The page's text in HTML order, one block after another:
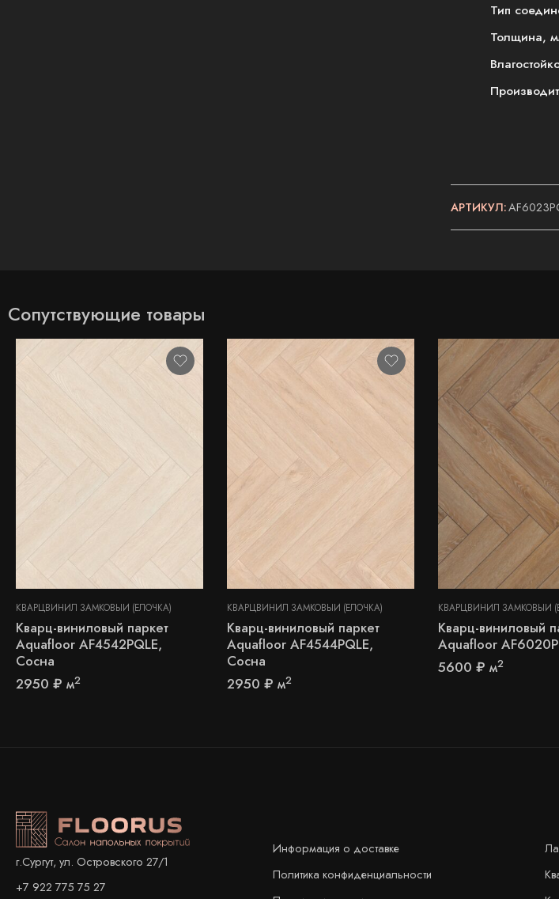
Тип
Толщина,
АРТИКУЛ:
Сопутствующие товары
КВАРЦВИНИЛ ЗАМКОВЫЙ (ЁЛОЧКА)
Кварц-виниловый паркет
Aquafloor AF4542PQLE,
Сосна
2950 ₽ м2
КВАРЦВИНИЛ ЗАМКОВЫЙ (ЁЛОЧКА)
Кварц-виниловый паркет
Aquafloor AF4544PQLE,
Сосна
2950 ₽ м2
КВАРЦВИНИЛ ЗАМКОВЫЙ
Кварц-виниловый
Aquafloor
5600 ₽ м2
г.Сургут, ул. Островского 27/1
+7 922 775 75 27
Информация о доставке
Политика конфиденциальности